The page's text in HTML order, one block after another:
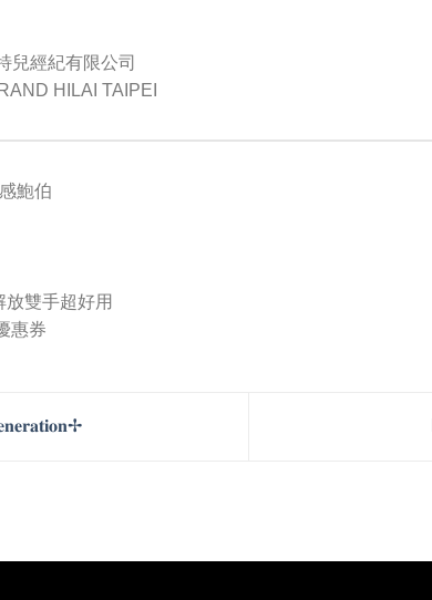
兒經紀有限公司
HILAI TAIPEI
鮑伯
雙手超好用
惠券